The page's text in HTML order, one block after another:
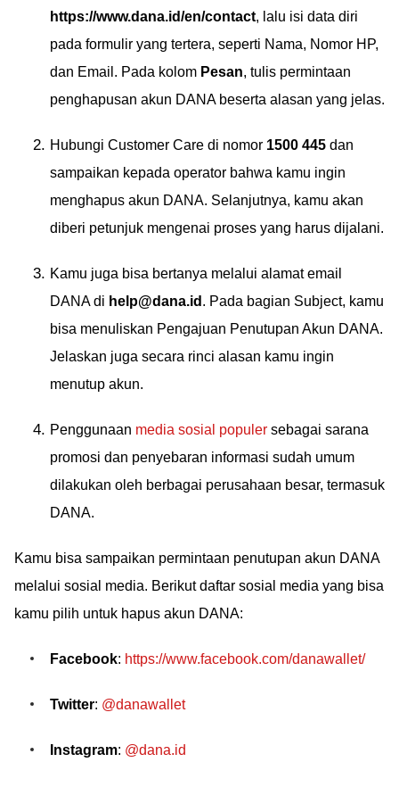
https://www.dana.id/en/contact, lalu isi data diri
pada formulir yang tertera, seperti Nama, Nomor HP,
dan Email. Pada kolom Pesan, tulis permintaan
penghapusan akun DANA beserta alasan yang jelas.
Hubungi Customer Care di nomor 1500 445 dan
sampaikan kepada operator bahwa kamu ingin
menghapus akun DANA. Selanjutnya, kamu akan
diberi petunjuk mengenai proses yang harus dijalani.
Kamu juga bisa bertanya melalui alamat email
DANA di help@dana.id . Pada bagian Subject, kamu
bisa menuliskan Pengajuan Penutupan Akun DANA.
Jelaskan juga secara rinci alasan kamu ingin
menutup akun.
Penggunaan media sosial populer sebagai sarana
promosi dan penyebaran informasi sudah umum
dilakukan oleh berbagai perusahaan besar, termasuk
DANA.
Kamu bisa sampaikan permintaan penutupan akun DANA
melalui sosial media. Berikut daftar sosial media yang bisa
kamu pilih untuk hapus akun DANA:
Facebook: https://www.facebook.com/danawallet/
Twitter: @danawallet
Instagram: @dana.id